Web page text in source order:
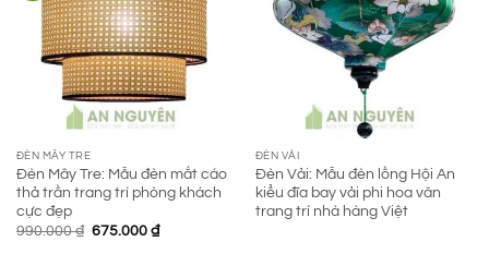
ĐÈN MÂY TRE
Đèn Mây Tre: Mẫu đèn mắt cáo
thả trần trang trí phòng khách
cực đẹp
990.000₫ Giá
675.000 ₫Giá
ĐÈN VẢI
Đèn Vải: Mẫu đèn lồng Hội An
kiểu đĩa bay vải phi hoa văn
trang trí nhà hàng Việt